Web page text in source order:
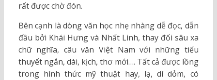
rất được chờ đón.
Bên cạnh là dòng văn học nhẹ nhàng dễ đọc, dẫn
đầu bởi Khái Hưng và Nhất Linh, thay đổi sâu xa
chữ nghĩa, câu văn Việt Nam với những tiểu
thuyết ngắn, dài, kịch, thơ mới…. Tất cả được lồng
trong hình thức mỹ thuật hay, lạ, dí dỏm, có